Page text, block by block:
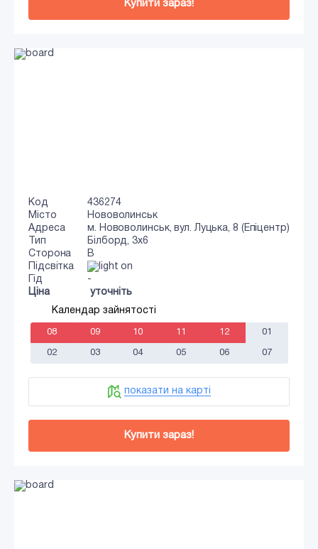
Купити зараз!
Код
436274
Місто
Нововолинськ
Адреса
м. Нововолинськ, вул. Луцька, 8 (Епіцентр)
Тип
Білборд, 3х6
Сторона
B
Підсвітка
Гід
-
Ціна
уточніть
Календар зайнятості
08 09 10 11 12 01
02 03 04 05 06 07
показати на карті
Купити зараз!